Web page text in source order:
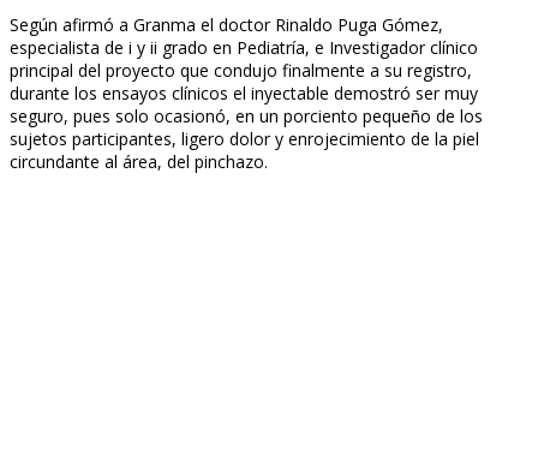
Según afirmó a Granma el doctor Rinaldo Puga Gómez,
especialista de i y ii grado en Pediatría, e Investigador clínico
principal del proyecto que condujo finalmente a su registro,
durante los ensayos clínicos el inyectable demostró ser muy
seguro, pues solo ocasionó, en un porciento pequeño de los
sujetos participantes, ligero dolor y enrojecimiento de la piel
circundante al área, del pinchazo.